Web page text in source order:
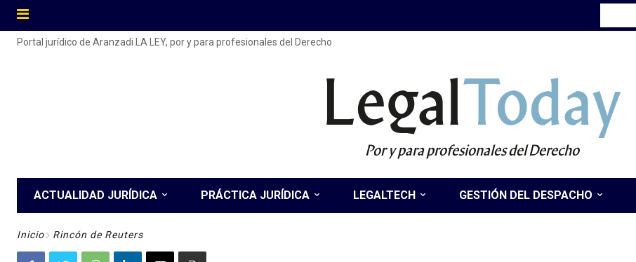
Portal jurídico de Aranzadi LA LEY, por y para profesionales del Derecho
LegalToday
Por y para profesionales del Derecho
ACTUALIDAD JURÍDICA PRÁCTICA JURÍDICA LEGALTECH GESTIÓN DEL DESPACHO
Inicio Rincón de Reuters